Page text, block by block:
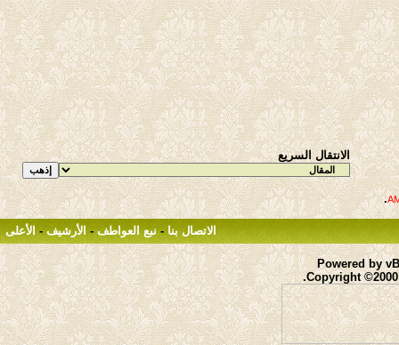
الانتقال السريع
.
الاتصال بنا - نبع العواطف - الأرشيف - الأعلى
Powered by
Copyright